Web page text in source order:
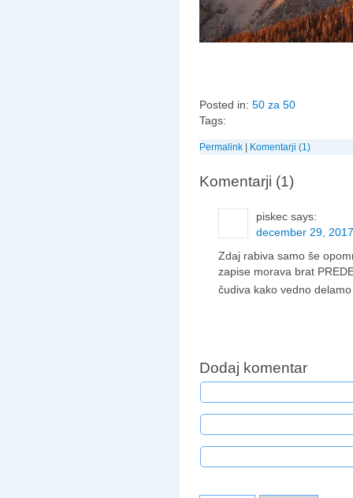
Posted in: 50 za 50
Tags:
Permalink Komentarji (1)
Komentarji (1)
piskec says:
december 29,
Zdaj rabiva samo še
zapise morava brat
čudiva kako vedno
Dodaj komentar